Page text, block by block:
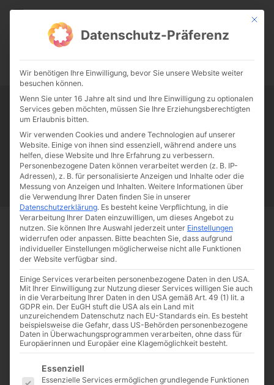
CATHWALK.DE
0:00 -:--
Tag:Relativismus
Papst Franziskus Ehe Sex Liebe Familie
Katholizismus
Franziskus
50 Jahre Humanae vitae Katholische Kirche
Das christliche Abendland
– eine Fiktion?
Europa auf dem Altar von
Start Schlagworte Relativismus
Mit
Datenschutz-Präferenz
Wir benötigen Ihre Einwilligung, bevor Sie unsere Website weiter
besuchen können.
Wenn Sie unter 16 Jahre alt sind und Ihre Einwilligung zu optionalen
Services geben möchten, müssen Sie Ihre Erziehungsberechtigten
um Erlaubnis bitten.
Wir verwenden Cookies und andere Technologien auf unserer
Website. Einige von ihnen sind essenziell, während andere uns
helfen, diese Website und Ihre Erfahrung zu verbessern.
Personenbezogene Daten können verarbeitet werden (z. B. IP-
Adressen), z. B. für personalisierte Anzeigen und Inhalte oder die
Messung von Anzeigen und Inhalten. Weitere Informationen über
die Verwendung Ihrer Daten finden Sie in unserer
Datenschutzerklärung. Es besteht keine Verpflichtung, in die
Verarbeitung Ihrer Daten einzuwilligen, um dieses Angebot zu
nutzen. Sie können Ihre Auswahl jederzeit unter Einstellungen
widerrufen oder anpassen. Bitte beachten Sie, dass aufgrund
individueller Einstellungen möglicherweise nicht alle Funktionen
der Website verfügbar sind.
Einige Services verarbeiten personenbezogene Daten in den USA.
Mit Ihrer Einwilligung zur Nutzung dieser Services willigen Sie auch
in die Verarbeitung Ihrer Daten in den USA gemäß Art. 49 (1) lit. a
GDPR ein. Der EuGH stuft die USA als ein Land mit
unzureichendem Datenschutz nach EU-Standards ein. Es besteht
beispielsweise die Gefahr, dass US-Behörden personenbezogene
Daten in Überwachungsprogrammen verarbeiten, ohne dass für
Europäerinnen und Europäer eine Klagemöglichkeit besteht.
Es folgt eine Liste der Service-Gruppen, für die eine
Essenziell
Essenzielle Services ermöglichen grundlegende Funktionen